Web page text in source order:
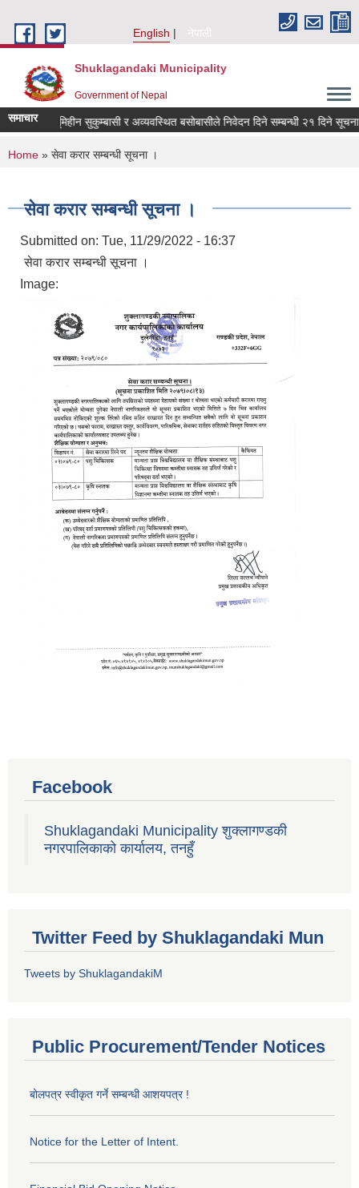
English
नेपाली
Shuklagandaki Municipality
Government of Nepal
समाचार
दलित, भूमिहीन सुकुम्बासी र अव्यवस्थित बसोबासीले निवेदन दिने सम्बन्धी २१ दिने सूचना ।
You are here
Home » सेवा करार सम्बन्धी सूचना ।
सेवा करार सम्बन्धी सूचना ।
Submitted on: Tue, 11/29/2022 - 16:37
सेवा करार सम्बन्धी सूचना ।
Image:
Facebook
Shuklagandaki Municipality शुक्लागण्डकी
नगरपालिकाको कार्यालय, तनहुँ
Twitter Feed by Shuklagandaki Mun
Tweets by ShuklagandakiM
Public Procurement/Tender Notices
बोलपत्र स्वीकृत गर्ने सम्बन्धी आशयपत्र !
Notice for the Letter of Intent.